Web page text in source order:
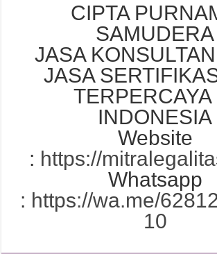
CIPTA
SAMUDERA
JASA
JASA
TERPERCAYA
INDONESIA
Website
: https://
Whatsapp
: https://wa.me/
10